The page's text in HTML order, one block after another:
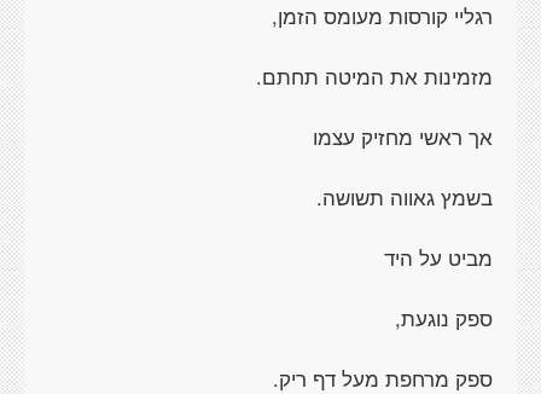
רגליי קורסות מעומס הזמן,
מזמינות את המיטה תחתם.
אך ראשי מחזיק עצמו
בשמץ גאווה תשושה.
מביט על היד
ספק נוגעת,
ספק מרחפת מעל דף ריק.